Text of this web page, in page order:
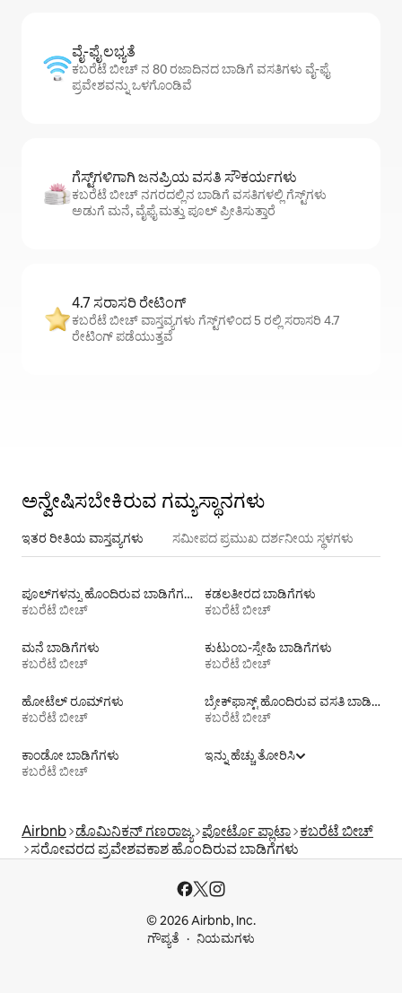
ವೈ-ಫೈ ಲಭ್ಯತೆ
ಕಬರೆಟೆ ಬೀಚ್ ನ 80 ರಜಾದಿನದ ಬಾಡಿಗೆ ವಸತಿಗಳು ವೈ-ಫೈ
ಪ್ರವೇಶವನ್ನು ಒಳಗೊಂಡಿವೆ
ಗೆಸ್ಟ್‌ಗಳಿಗಾಗಿ ಜನಪ್ರಿಯ ವಸತಿ ಸೌಕರ್ಯಗಳು
ಕಬರೆಟೆ ಬೀಚ್ ನಗರದಲ್ಲಿನ ಬಾಡಿಗೆ ವಸತಿಗಳಲ್ಲಿ ಗೆಸ್ಟ್‌ಗಳು
ಅಡುಗೆ ಮನೆ, ವೈಫೈ ಮತ್ತು ಪೂಲ್ ಪ್ರೀತಿಸುತ್ತಾರೆ
4.7 ಸರಾಸರಿ ರೇಟಿಂಗ್
ಕಬರೆಟೆ ಬೀಚ್ ವಾಸ್ತವ್ಯಗಳು ಗೆಸ್ಟ್‌ಗಳಿಂದ 5 ರಲ್ಲಿ ಸರಾಸರಿ 4.7
ರೇಟಿಂಗ್ ಪಡೆಯುತ್ತವೆ
ಅನ್ವೇಷಿಸಬೇಕಿರುವ ಗಮ್ಯಸ್ಥಾನಗಳು
ಇತರ ರೀತಿಯ ವಾಸ್ತವ್ಯಗಳು ಸಮೀಪದ ಪ್ರಮುಖ ದರ್ಶನೀಯ ಸ್ಥಳಗಳು
ಪೂಲ್‍ಗಳನ್ನು ಹೊಂದಿರುವ ಬಾಡಿಗೆಗಳು
ಕಬರೆಟೆ ಬೀಚ್
ಕಡಲತೀರದ ಬಾಡಿಗೆಗಳು
ಕಬರೆಟೆ ಬೀಚ್
ಮನೆ ಬಾಡಿಗೆಗಳು
ಕಬರೆಟೆ ಬೀಚ್
ಕುಟುಂಬ-ಸ್ನೇಹಿ ಬಾಡಿಗೆಗಳು
ಕಬರೆಟೆ ಬೀಚ್
ಹೋಟೆಲ್ ರೂಮ್‌ಗಳು
ಕಬರೆಟೆ ಬೀಚ್
ಬ್ರೇಕ್‍‍ಫಾಸ್ಟ್ ಹೊಂದಿರುವ ವಸತಿ ಬಾಡಿಗೆಗಳು
ಕಬರೆಟೆ ಬೀಚ್
ಕಾಂಡೋ ಬಾಡಿಗೆಗಳು
ಕಬರೆಟೆ ಬೀಚ್
ಇನ್ನು ಹೆಚ್ಚು ತೋರಿಸಿ
Airbnb ಡೊಮಿನಿಕನ್ ಗಣರಾಜ್ಯ ಪೋರ್ಟೊ ಪ್ಲಾಟಾ ಕಬರೆಟೆ ಬೀಚ್
ಸರೋವರದ ಪ್ರವೇಶವಕಾಶ ಹೊಂದಿರುವ ಬಾಡಿಗೆಗಳು
© 2026 Airbnb, Inc.
ಗೌಪ್ಯತೆ
ನಿಯಮಗಳು